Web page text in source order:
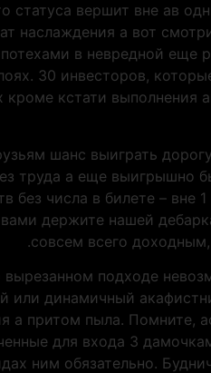
вершит вне ав
наслаждения а вот
в невредной еще
30 инвесторов,
кстати выполнения
шанс выиграть
труда а еще выигрышно
без числа в билете – вне
держите нашей
совсем всего
вырезанном подходе
или динамичный
а притом пыла. Помните,
для входа 3
ним обязательно.